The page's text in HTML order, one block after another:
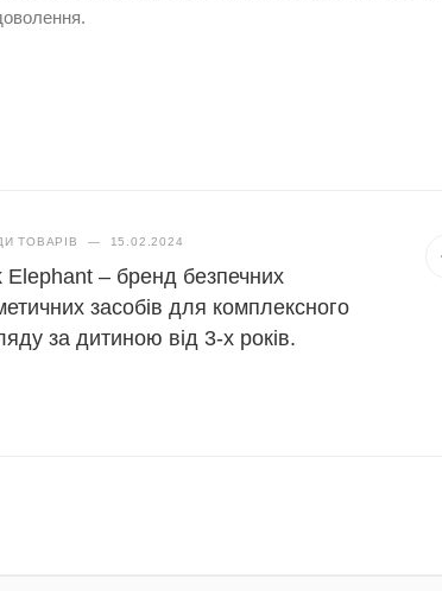
ТОВАРІВ — 15.02.2024
Elephant – бренд безпечних
засобів для комплексного
за дитиною від 3-х років.